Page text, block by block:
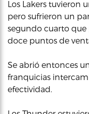
Los Lakers tuvieron
pero sufrieron un
segundo cuarto
doce puntos de
Se abrió entonces
franquicias
efectividad.